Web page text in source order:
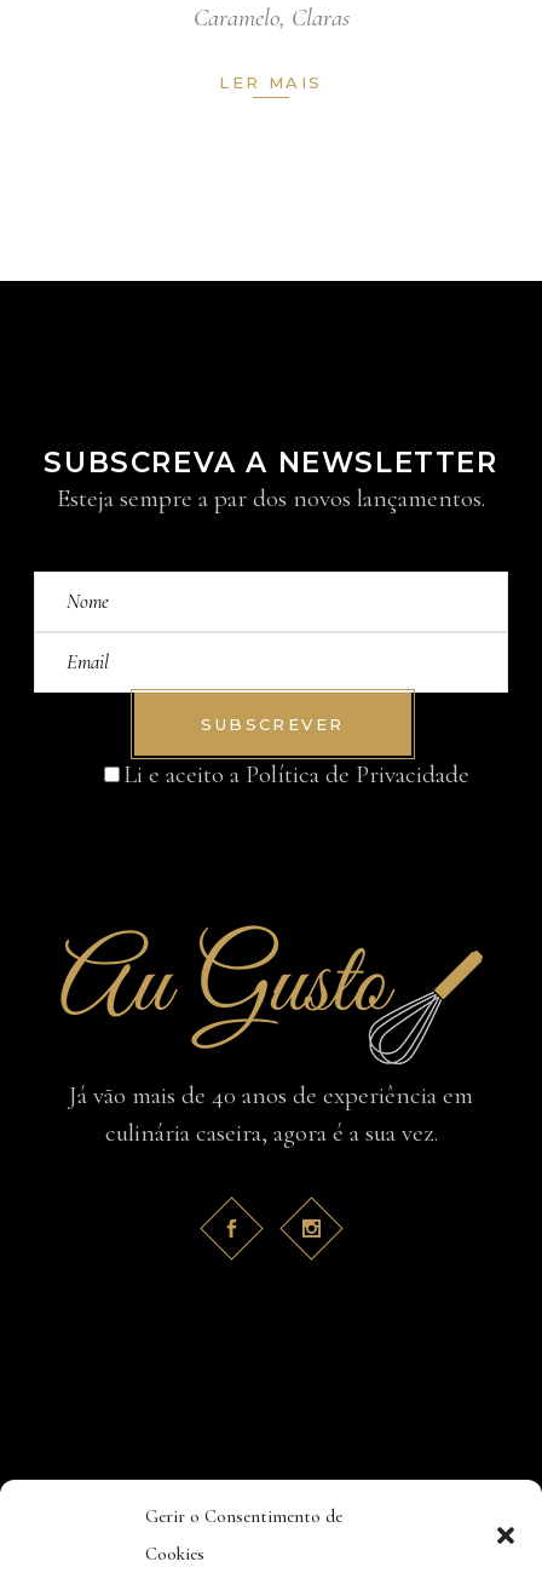
Gerir o Consentimento de
Cookies
Caramelo, Claras
LER MAIS
SUBSCREVA A NEWSLETTER
Esteja sempre a par dos novos lançamentos.
SUBSCREVER
Li e aceito a Política de Privacidade
Já vão mais de 40 anos de experiência em
culinária caseira, agora é a sua vez.